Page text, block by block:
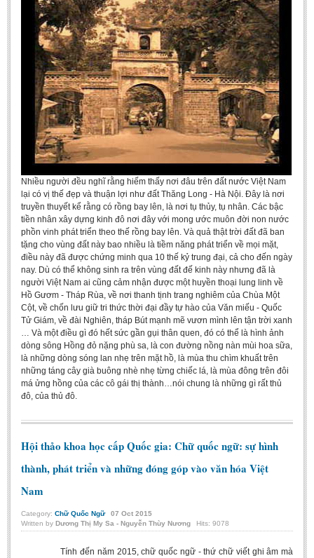
Nhiều người đều nghĩ rằng hiếm thấy nơi đâu trên đất nước Việt Nam
lại có vị thế đẹp và thuận lợi như đất Thăng Long - Hà Nội. Đây là nơi
truyền thuyết kể rằng có rồng bay lên, là nơi tụ thủy, tụ nhân. Các bậc
tiền nhân xây dựng kinh đô nơi đây với mong ước muôn đời non nước
phồn vinh phát triển theo thế rồng bay lên. Và quả thật trời đất đã ban
tặng cho vùng đất này bao nhiều là tiềm năng phát triển về mọi mặt,
điều này đã được chứng minh qua 10 thế kỷ trung đại, cả cho đến ngày
nay. Dù có thể không sinh ra trên vùng đất đế kinh này nhưng đã là
người Việt Nam ai cũng cảm nhận được một huyền thoại lung linh về
Hồ Gươm - Tháp Rùa, về nơi thanh tịnh trang nghiêm của Chùa Một
Cột, về chốn lưu giữ tri thức thời đại đầy tự hào của Văn miếu - Quốc
Tử Giám, về đài Nghiên, tháp Bút mạnh mẽ vươn mình lên tận trời xanh
… Và một điều gì đó hết sức gần gụi thân quen, đó có thể là hình ảnh
dòng sông Hồng đỏ nặng phù sa, là con đường nồng nàn mùi hoa sữa,
là những dòng sóng lan nhẹ trên mặt hồ, là mùa thu chìm khuất trên
những táng cây già buông nhè nhẹ từng chiếc lá, là mùa đông trên đôi
má ửng hồng của các cô gái thị thành…nói chung là những gì rất thủ
đô, của thủ đô.
Hội thảo khoa học cấp Quốc gia: Chữ quốc ngữ: sự hình
thành, phát triển và những đóng góp vào văn hóa Việt
Nam
Category: Chữ Quốc Ngữ 07 Oct 2015
Written by Dương Thị My Sa - Nguyễn Thùy Nương Hits: 9078
Tính đến năm 2015, chữ quốc ngữ - thứ chữ viết ghi âm mà